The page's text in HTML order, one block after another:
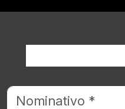
Richiedi